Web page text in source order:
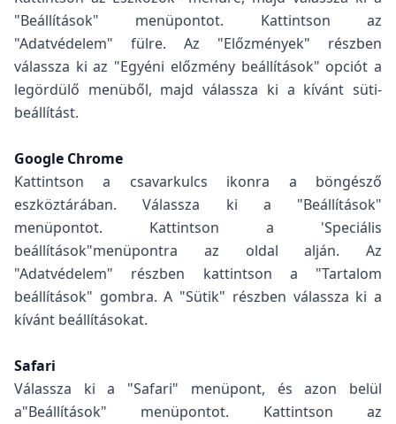
"Beállítások" menüpontot. Kattintson az
"Adatvédelem" fülre. Az "Előzmények" részben
válassza ki az "Egyéni előzmény beállítások" opciót a
legördülő menüből, majd válassza ki a kívánt süti-
beállítást.
Google Chrome
Kattintson a csavarkulcs ikonra a böngésző
eszköztárában. Válassza ki a "Beállítások"
menüpontot. Kattintson a 'Speciális
beállítások"menüpontra az oldal alján. Az
"Adatvédelem" részben kattintson a "Tartalom
beállítások" gombra. A "Sütik" részben válassza ki a
kívánt beállításokat.
Safari
Válassza ki a "Safari" menüpont, és azon belül
a"Beállítások" menüpontot. Kattintson az